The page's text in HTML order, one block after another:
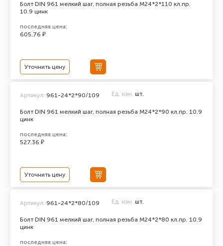
Болт DIN 961 мелкий шаг, полная резьба M24*2*110 кл.пр.
10.9 цинк
последняя цена:
605.76 ₽
Уточнить цену
Болт DIN 961 мелкий шаг, полная резьба M24*2*90 кл.пр. 10.9
цинк
Артикул: 961-24*2*90/109 Ед. изм. шт.
последняя цена:
527.36 ₽
Уточнить цену
Болт DIN 961 мелкий шаг, полная резьба M24*2*80 кл.пр. 10.9
цинк
Артикул: 961-24*2*80/109 Ед. изм. шт.
последняя цена: